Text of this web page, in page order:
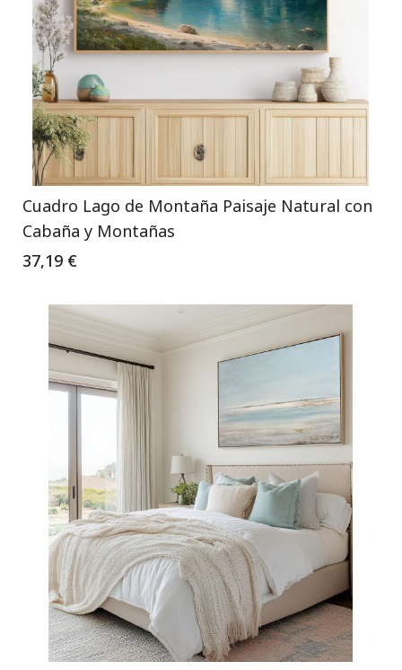
Cuadro Lago de Montaña Paisaje Natural con
Cabaña y Montañas
37,19 €